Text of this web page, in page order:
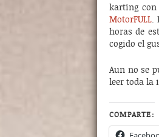
karting con
MotorFULL.
horas de
cogido el
Aun no se
leer toda la
COMPARTE: